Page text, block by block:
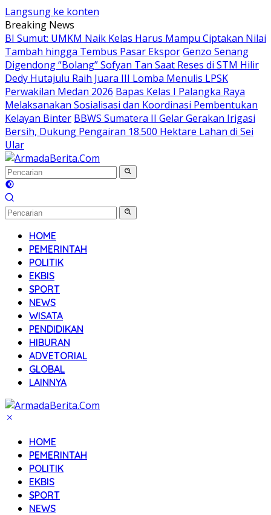
Langsung ke konten
Breaking News
BI Sumut: UMKM Naik Kelas Harus Mampu Ciptakan Nilai
Tambah hingga Tembus Pasar EksporGenzo Senang
Digendong “Bolang” Sofyan Tan Saat Reses di STM Hilir
Dedy Hutajulu Raih Juara III Lomba Menulis LPSK
Perwakilan Medan 2026 Bapas Kelas I Palangka Raya
Melaksanakan Sosialisasi dan Koordinasi Pembentukan
Kelayan Binter BBWS Sumatera II Gelar Gerakan Irigasi
Bersih, Dukung Pengairan 18.500 Hektare Lahan di Sei
Ular
HOME
PEMERINTAH
POLITIK
EKBIS
SPORT
NEWS
WISATA
PENDIDIKAN
HIBURAN
ADVETORIAL
GLOBAL
LAINNYA
HOME
PEMERINTAH
POLITIK
EKBIS
SPORT
NEWS